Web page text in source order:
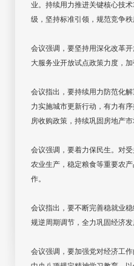
业。持续用力推进关键核心技
级，坚持标准引领，规范竞争秩
会议强调，要坚持用深化改革
大服务业开放试点政策力度，
会议指出，要持续用力防范化
力实施城市更新行动，有力有
房收购政策，持续巩固房地产
会议强调，要着力保民生。对
农业生产，稳定粮食等重要农
作。
会议指出，要不断完善稳就业
规逆周期调节，全力巩固经济发
会议强调，要加强党对经济工